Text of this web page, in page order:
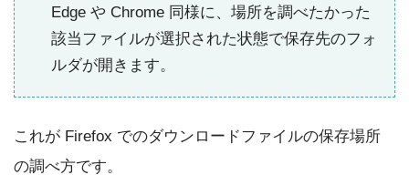
Edge や Chrome 同様に、場所を調べたかった
該当ファイルが選択された状態で保存先のフォ
ルダが開きます。
これが Firefox でのダウンロードファイルの保存場所
の調べ方です。